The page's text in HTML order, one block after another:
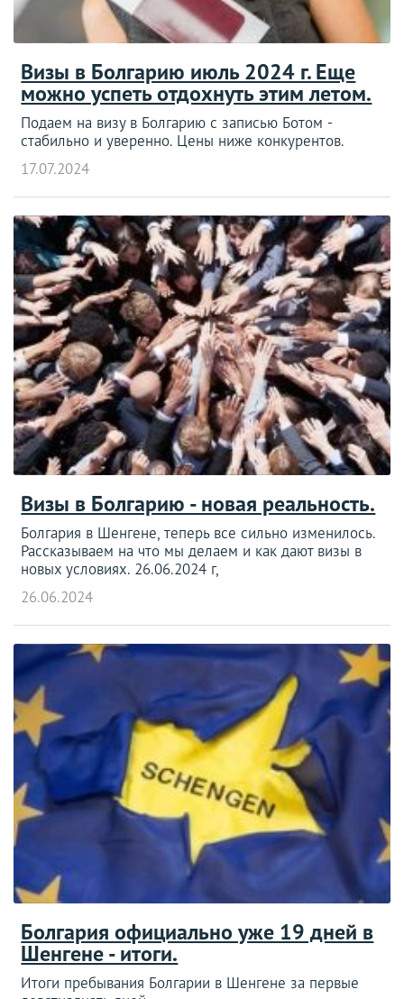
Визы в Болгарию июль 2024 г. Еще
можно успеть отдохнуть этим летом.
Подаем на визу в Болгарию с записью Ботом -
стабильно и уверенно. Цены ниже конкурентов.
17.07.2024
Визы в Болгарию - новая реальность.
Болгария в Шенгене, теперь все сильно изменилось.
Рассказываем на что мы делаем и как дают визы в
новых условиях. 26.06.2024 г,
26.06.2024
Болгария официально уже 19 дней в
Шенгене - итоги.
Итоги пребывания Болгарии в Шенгене за первые